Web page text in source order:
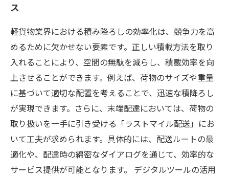
ス
軽貨物業界における積み降ろしの効率化は、競争力を高
めるために欠かせない要素です。正しい積載方法を取り
入れることにより、空間の無駄を減らし、積載効率を向
上させることができます。例えば、荷物のサイズや重量
に基づいて適切な配置を考えることで、迅速な積降ろし
が実現できます。さらに、末端配達においては、荷物の
取り扱いを一手に引き受ける「ラストマイル配送」にお
いて工夫が求められます。具体的には、配送ルートの最
適化や、配達時の綿密なダイアログを通じて、効率的な
サービス提供が可能となります。 デジタルツールの活用